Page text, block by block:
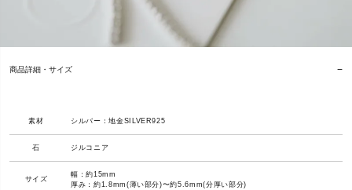
商品詳細・サイズ
素材 シルバー：地金SILVER925
石 ジルコニア
サイズ
幅：約15mm
厚み：約1.8mm(薄い部分)〜約5.6mm(分厚い部分)